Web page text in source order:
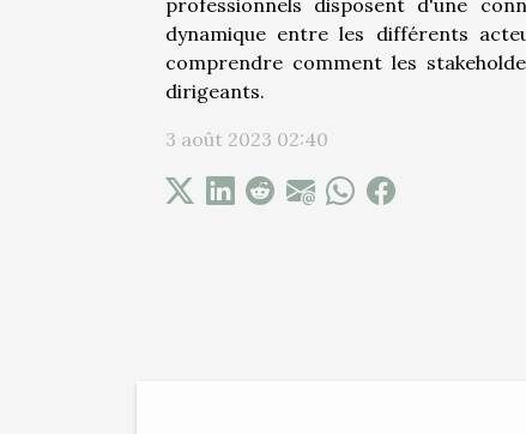
professionnels disposent d'une
dynamique entre les différents
comprendre comment les
dirigeants.
3 août 2023 02:40